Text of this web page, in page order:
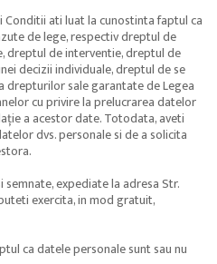
ati luat la cunostinta faptul ca
de lege, respectiv dreptul de
dreptul de interventie, dreptul de
decizii individuale, dreptul de se
drepturilor sale garantate de Legea
cu privire la prelucrarea datelor
a acestor date. Totodata, aveti
dvs. personale si de a solicita
expediate la adresa Str.
exercita, in mod gratuit,
ca datele personale sunt sau nu